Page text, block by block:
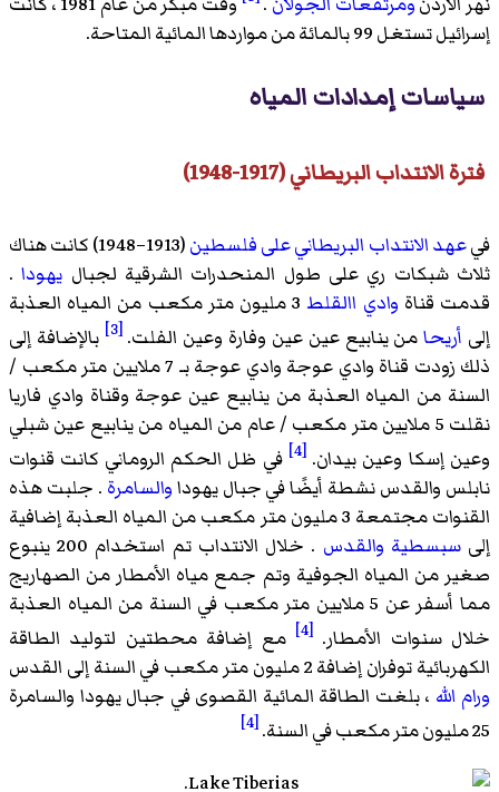
إسرائيل تستغل 99 بالمائة من مواردها المائية المتاحة.
سياسات إمدادات المياه
فترة الانتداب البريطاني (1917-1948)
فيعهد الانتداب البريطاني على فلسطين
(1913–1948) كانت هناك
ثلاث شبكات ري على طول المنحدرات الشرقية لجبال يهودا.
قدمت قناة وادي االقلط 3 مليون متر مكعب من المياه العذبة
إلى أريحامن ينابيع عين عين وفارة وعين الفلت.[3]
بالإضافة إلى
ذلك زودت قناة وادي عوجة وادي عوجة بـ 7 ملايين متر مكعب /
السنة من المياه العذبة من ينابيع عين عوجة وقناة وادي فاريا
نقلت 5 ملايين متر مكعب / عام من المياه من ينابيع عين شبلي
وعين إسكا وعين بيدان.[4]
في ظل الحكم الروماني كانت قنوات
نابلس والقدس نشطة أيضًا في جبال يهوداوالسامرة . جلبت هذه
القنوات مجتمعة 3 مليون متر مكعب من المياه العذبة إضافية
إلىسبسطية والقدس
. خلال الانتداب تم استخدام 200 ينبوع
صغير من المياه الجوفية وتم جمع مياه الأمطار من الصهاريج
مما أسفر عن 5 ملايين متر مكعب في السنة من المياه العذبة
خلال سنوات الأمطار.[4]
مع إضافة محطتين لتوليد الطاقة
الكهربائية توفران إضافة 2 مليون متر مكعب في السنة إلى القدس
ورام الله ، بلغت الطاقة المائية القصوى في جبال يهودا والسامرة
25 مليون متر مكعب في السنة.
[4]